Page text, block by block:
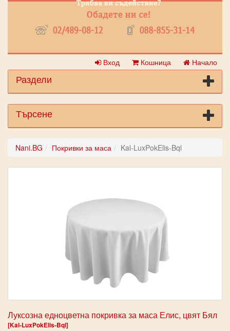
Вход Кошница Начало
Раздели
Търсене
Nani.BG Покривки за маса Kal-LuxPokElis-Bql
Луксозна едноцветна покривка за маса Елис, цвят Бял
[Kal-LuxPokElis-Bql]